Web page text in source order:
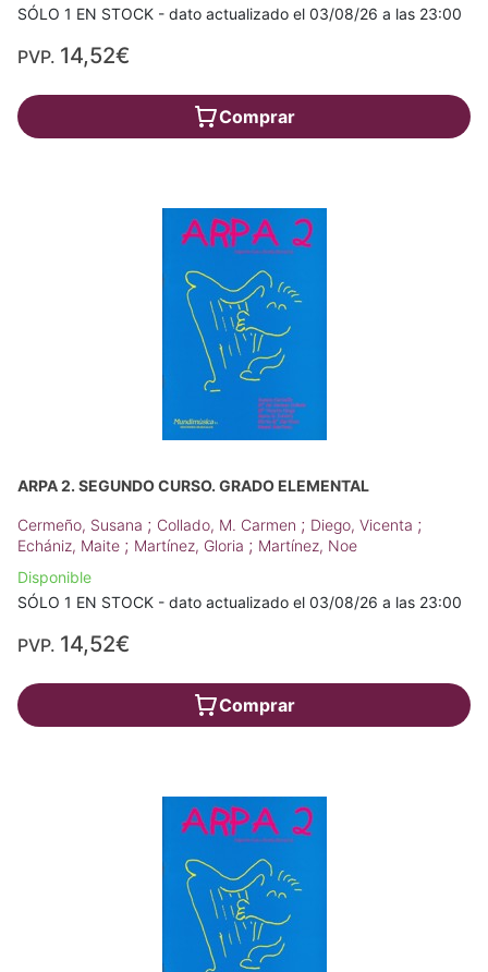
SÓLO 1 EN STOCK - dato actualizado el 03/08/26 a las 23:00
PVP. 14,52€
Comprar
ARPA 2. SEGUNDO CURSO. GRADO ELEMENTAL
Cermeño, Susana ; Collado, M. Carmen ; Diego, Vicenta ;
Echániz, Maite ; Martínez, Gloria ; Martínez, Noe
Disponible
SÓLO 1 EN STOCK - dato actualizado el 03/08/26 a las 23:00
PVP. 14,52€
Comprar